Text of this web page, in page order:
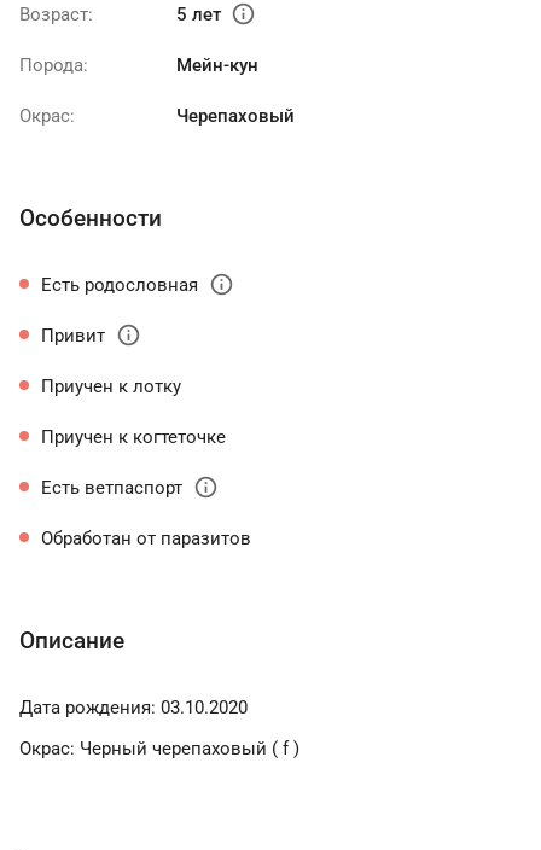
Возраст: 5 лет info
Порода: Мейн-кун
Окрас: Черепаховый
Особенности
Есть родословная info
Привит info
Приучен к лотку
Приучен к когтеточке
Есть ветпаспорт info
Обработан от паразитов
Описание
Дата рождения: 03.10.2020
Окрас: Черный черепаховый ( f )